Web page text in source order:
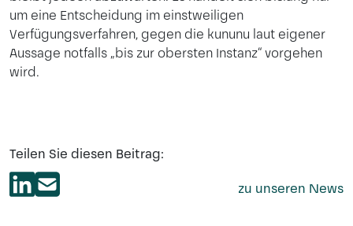
um eine Entscheidung im einstweiligen
Verfügungsverfahren, gegen die kununu laut eigener
Aussage notfalls „bis zur obersten Instanz“ vorgehen
wird.
Teilen Sie diesen Beitrag:
zu unseren News